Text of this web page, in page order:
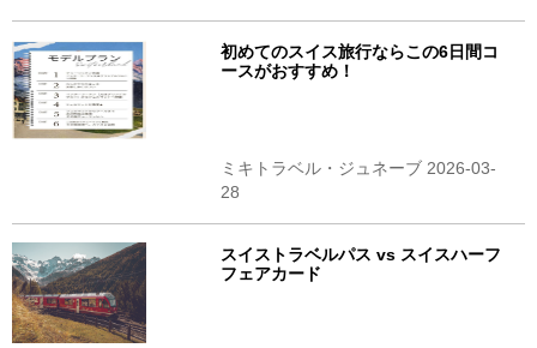
初めてのスイス旅行ならこの6日間コ
ースがおすすめ！
ミキトラベル・ジュネーブ 2026-03-
28
スイストラベルパス vs スイスハーフ
フェアカード